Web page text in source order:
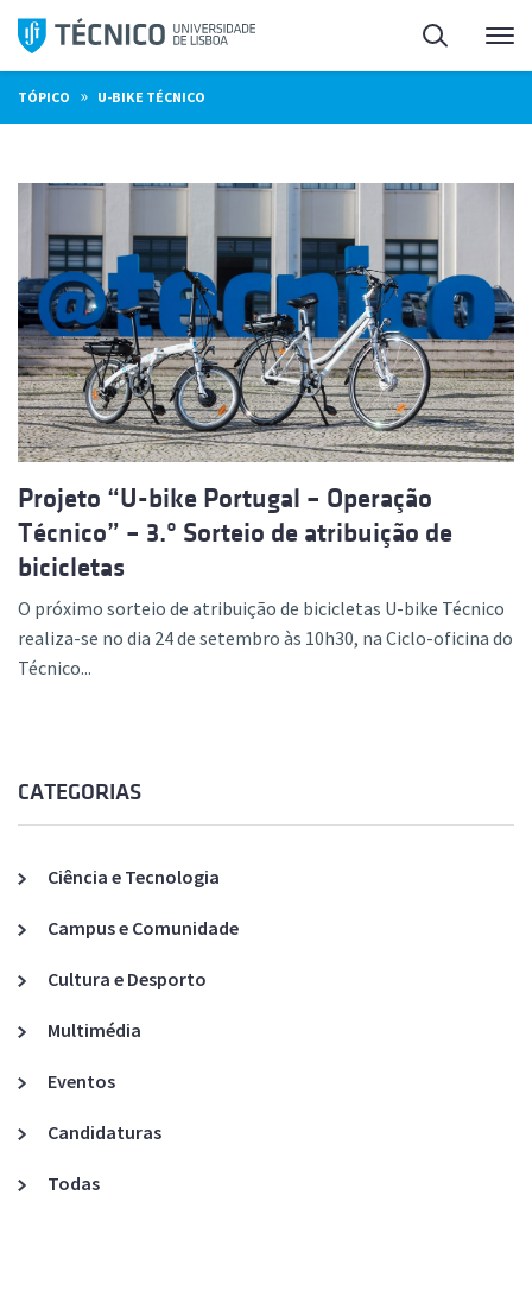
Saltar
para
o
conteúdo
Pesquisa
TÓPICO » U-BIKE TÉCNICO
Projeto “U-bike Portugal – Operação
Técnico” – 3.º Sorteio de atribuição de
bicicletas
O próximo sorteio de atribuição de bicicletas U-bike Técnico
realiza-se no dia 24 de setembro às 10h30, na Ciclo-oficina do
Técnico...
CATEGORIAS
Ciência e Tecnologia
Campus e Comunidade
Cultura e Desporto
Multimédia
Eventos
Candidaturas
Todas